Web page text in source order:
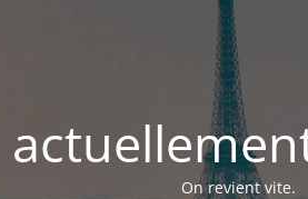
On revient vite.